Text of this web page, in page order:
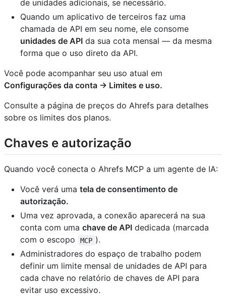
de unidades adicionais, se necessário.
Quando um aplicativo de terceiros faz uma
chamada de API em seu nome, ele consome
unidades de API da sua cota mensal — da mesma
forma que o uso direto da API.
Você pode acompanhar seu uso atual em
Configurações da conta → Limites e uso.
Consulte a página de preços do Ahrefs para detalhes
sobre os limites dos planos.
Chaves e autorização
Quando você conecta o Ahrefs MCP a um agente de IA:
Você verá uma tela de consentimento de
autorização.
Uma vez aprovada, a conexão aparecerá na sua
conta com uma chave de API dedicada (marcada
com o escopo
MCP ).
Administradores do espaço de trabalho podem
definir um limite mensal de unidades de API para
cada chave no relatório de chaves de API para
evitar uso excessivo.